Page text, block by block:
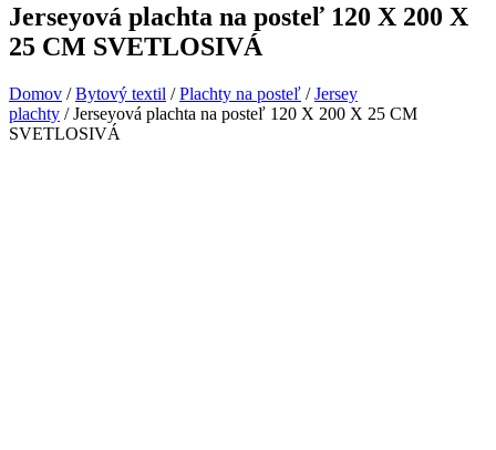
Jerseyová plachta na posteľ 120 X 200 X
25 CM SVETLOSIVÁ
Domov /Bytový textil /Plachty na posteľ /Jersey
plachty / Jerseyová plachta na posteľ 120 X 200 X 25 CM
SVETLOSIVÁ